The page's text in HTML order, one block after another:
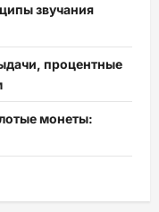
звучания
процентные
монеты: